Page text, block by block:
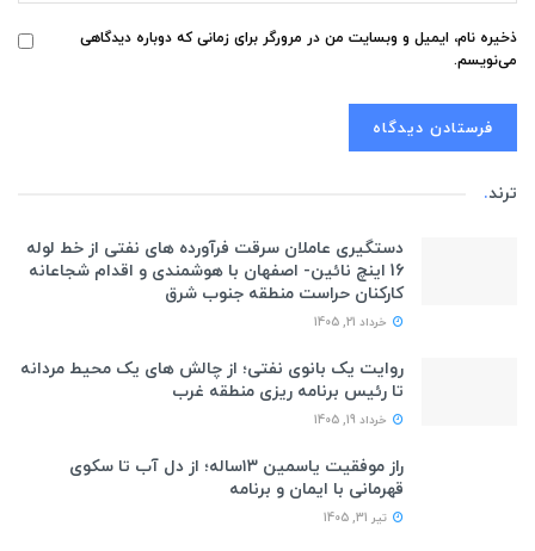
ذخیره نام، ایمیل و وبسایت من در مرورگر برای زمانی که دوباره دیدگاهی
می‌نویسم.
ترند.
دستگیری عاملان سرقت فرآورده های نفتی از خط لوله
16 اینچ نائین- اصفهان با هوشمندی و اقدام شجاعانه
کارکنان حراست منطقه جنوب شرق
خرداد 21, 1405
روایت یک بانوی نفتی؛ از چالش های یک محیط مردانه
تا رئیس برنامه ریزی منطقه غرب
خرداد 19, 1405
راز موفقیت یاسمین ۱۳ساله؛ از دل آب تا سکوی
قهرمانی با ایمان و برنامه
تیر 31, 1405